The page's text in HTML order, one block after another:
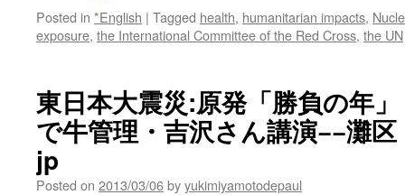
Posted in *English | Tagged health, humanitarian impacts,
exposure, the International Committee of the Red Cross, the UN
東日本大震災:原発「勝負の年
で牛管理・吉沢さん講演−−灘
jp
Posted on 2013/03/06byyukimiyamotodepaul